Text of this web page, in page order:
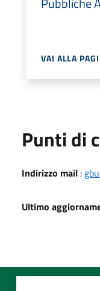
VAI ALLA
Punti di
Indirizzo mail :
Ultimo